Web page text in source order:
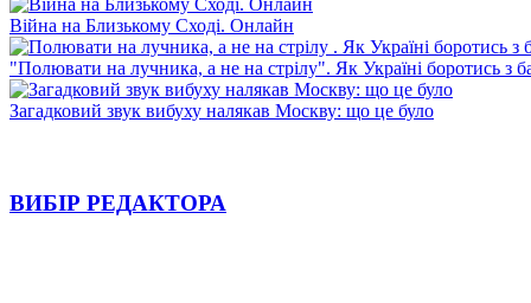
Війна на Близькому Сході. Онлайн
"Полювати на лучника, а не на стрілу". Як Україні боротись з
Загадковий звук вибуху налякав Москву: що це було
ВИБІР РЕДАКТОРА